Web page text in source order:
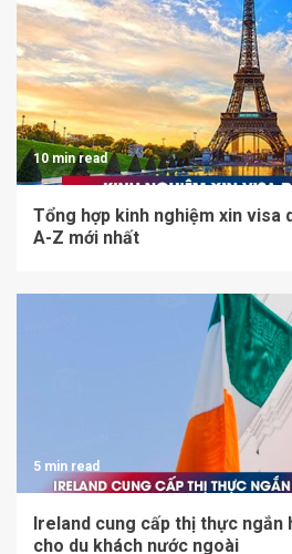
10 min read
Tổng hợp kinh nghiệm xin visa
A-Z mới nhất
5 min read
Ireland cung cấp thị thực ngắn
cho du khách nước ngoài